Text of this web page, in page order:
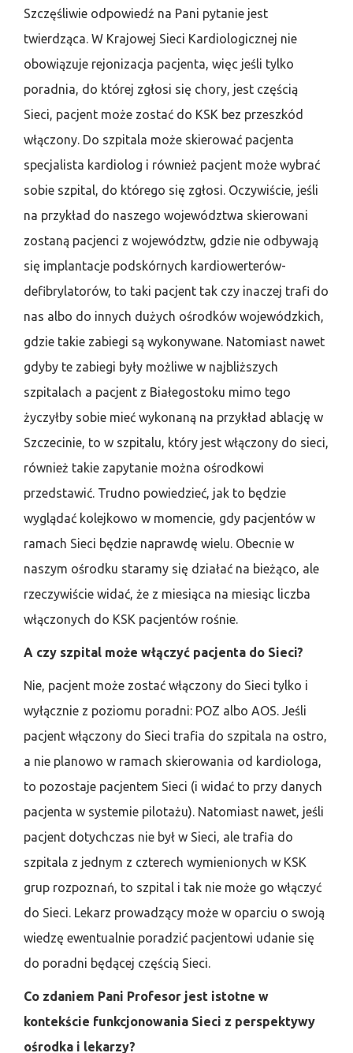
Szczęśliwie odpowiedź na Pani pytanie jest
twierdząca. W Krajowej Sieci Kardiologicznej nie
obowiązuje rejonizacja pacjenta, więc jeśli tylko
poradnia, do której zgłosi się chory, jest częścią
Sieci, pacjent może zostać do KSK bez przeszkód
włączony. Do szpitala może skierować pacjenta
specjalista kardiolog i również pacjent może wybrać
sobie szpital, do którego się zgłosi. Oczywiście, jeśli
na przykład do naszego województwa skierowani
zostaną pacjenci z województw, gdzie nie odbywają
się implantacje podskórnych kardiowerterów-
defibrylatorów, to taki pacjent tak czy inaczej trafi do
nas albo do innych dużych ośrodków wojewódzkich,
gdzie takie zabiegi są wykonywane. Natomiast nawet
gdyby te zabiegi były możliwe w najbliższych
szpitalach a pacjent z Białegostoku mimo tego
życzyłby sobie mieć wykonaną na przykład ablację w
Szczecinie, to w szpitalu, który jest włączony do sieci,
również takie zapytanie można ośrodkowi
przedstawić. Trudno powiedzieć, jak to będzie
wyglądać kolejkowo w momencie, gdy pacjentów w
ramach Sieci będzie naprawdę wielu. Obecnie w
naszym ośrodku staramy się działać na bieżąco, ale
rzeczywiście widać, że z miesiąca na miesiąc liczba
włączonych do KSK pacjentów rośnie.
A czy szpital może włączyć pacjenta do Sieci?
Nie, pacjent może zostać włączony do Sieci tylko i
wyłącznie z poziomu poradni: POZ albo AOS. Jeśli
pacjent włączony do Sieci trafia do szpitala na ostro,
a nie planowo w ramach skierowania od kardiologa,
to pozostaje pacjentem Sieci (i widać to przy danych
pacjenta w systemie pilotażu). Natomiast nawet, jeśli
pacjent dotychczas nie był w Sieci, ale trafia do
szpitala z jednym z czterech wymienionych w KSK
grup rozpoznań, to szpital i tak nie może go włączyć
do Sieci. Lekarz prowadzący może w oparciu o swoją
wiedzę ewentualnie poradzić pacjentowi udanie się
do poradni będącej częścią Sieci.
Co zdaniem Pani Profesor jest istotne w
kontekście funkcjonowania Sieci z perspektywy
ośrodka i lekarzy?